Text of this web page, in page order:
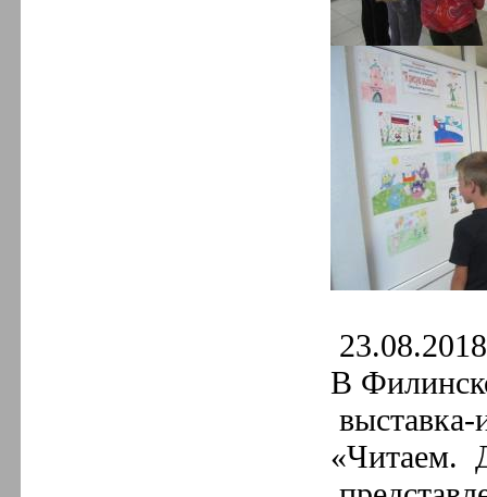
В
«Читаем.